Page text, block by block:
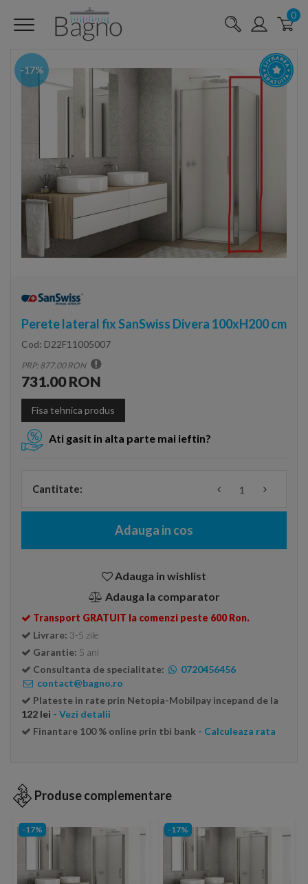
0
-17%
Perete lateral fix SanSwiss Divera 100xH200 cm
Cod: D22F11005007
PRP: 877.00 RON
731.00 RON
Fisa tehnica produs
Ati gasit in alta parte mai ieftin?
Cantitate:
Adauga in cos
Adauga in wishlist
Adauga la comparator
Transport GRATUIT la comenzi peste 600 Ron.
Livrare: 3-5 zile
Garantie: 5 ani
Consultanta de specialitate:
0720456456
contact@bagno.ro
Plateste in rate prin Netopia-Mobilpay incepand de la
122 lei - Vezi detalii
Finantare 100 % online prin tbi bank - Calculeaza rata
Produse complementare
-17% -17%